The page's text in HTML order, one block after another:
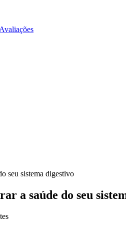
Avaliações
seu sistema digestivo
a saúde do seu